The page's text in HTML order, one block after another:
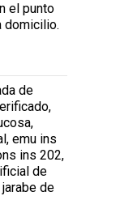
el punto
domicilio.
de
emu ins
ins 202,
de
de